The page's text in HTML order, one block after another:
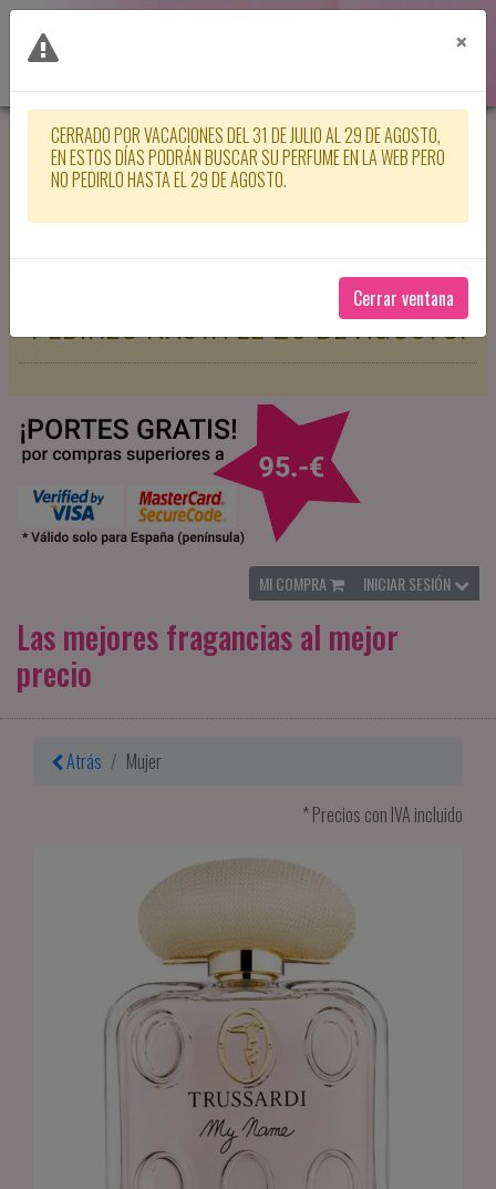
CERRADO POR VACACIONES DEL 31
DE JULIO AL 29 DE AGOSTO, EN
ESTOS DÍAS PODRÁN BUSCAR SU
PERFUME EN LA WEB PERO NO
PEDIRLO HASTA EL 29 DE AGOSTO.
MI COMPRA INICIAR SESIÓN
Las mejores fragancias al mejor
precio
Atrás
Mujer
* Precios con IVA incluido
×
CERRADO POR VACACIONES DEL 31 DE JULIO AL 29 DE AGOSTO,
EN ESTOS DÍAS PODRÁN BUSCAR SU PERFUME EN LA WEB PERO
NO PEDIRLO HASTA EL 29 DE AGOSTO.
Cerrar ventana